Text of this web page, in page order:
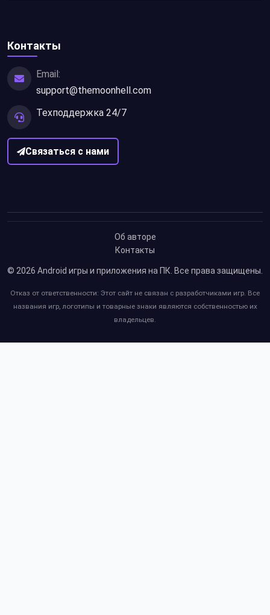
Контакты
Email:
support@themoonhell.com
Техподдержка 24/7
Связаться с нами
Об авторе
Контакты
© 2026 Android игры и приложения на ПК. Все права защищены.
Отказ от ответственности: Этот сайт не связан с разработчиками игр. Все
названия игр, логотипы и товарные знаки являются собственностью их
владельцев.